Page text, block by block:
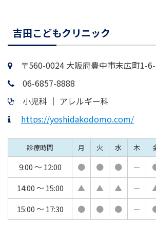
吉田こどもクリニック
〒560-0024 大阪府豊中市末広町1-
06-6857-8888
小児科 │ アレルギー科
https://yoshidakodomo.com/
診療時間 月 火 水 木
9:00 ～ 12:00 ● ● ● －
14:00 ～ 15:00
▲ ▲ ▲ －
15:00 ～ 17:30
● ● ● －